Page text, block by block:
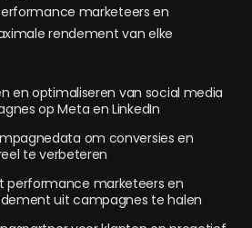
marketeers en
rendement van elke
en optimaliseren van social media
op Meta en LinkedIn
om conversies en
te verbeteren
performance marketeers en
uit campagnes te halen